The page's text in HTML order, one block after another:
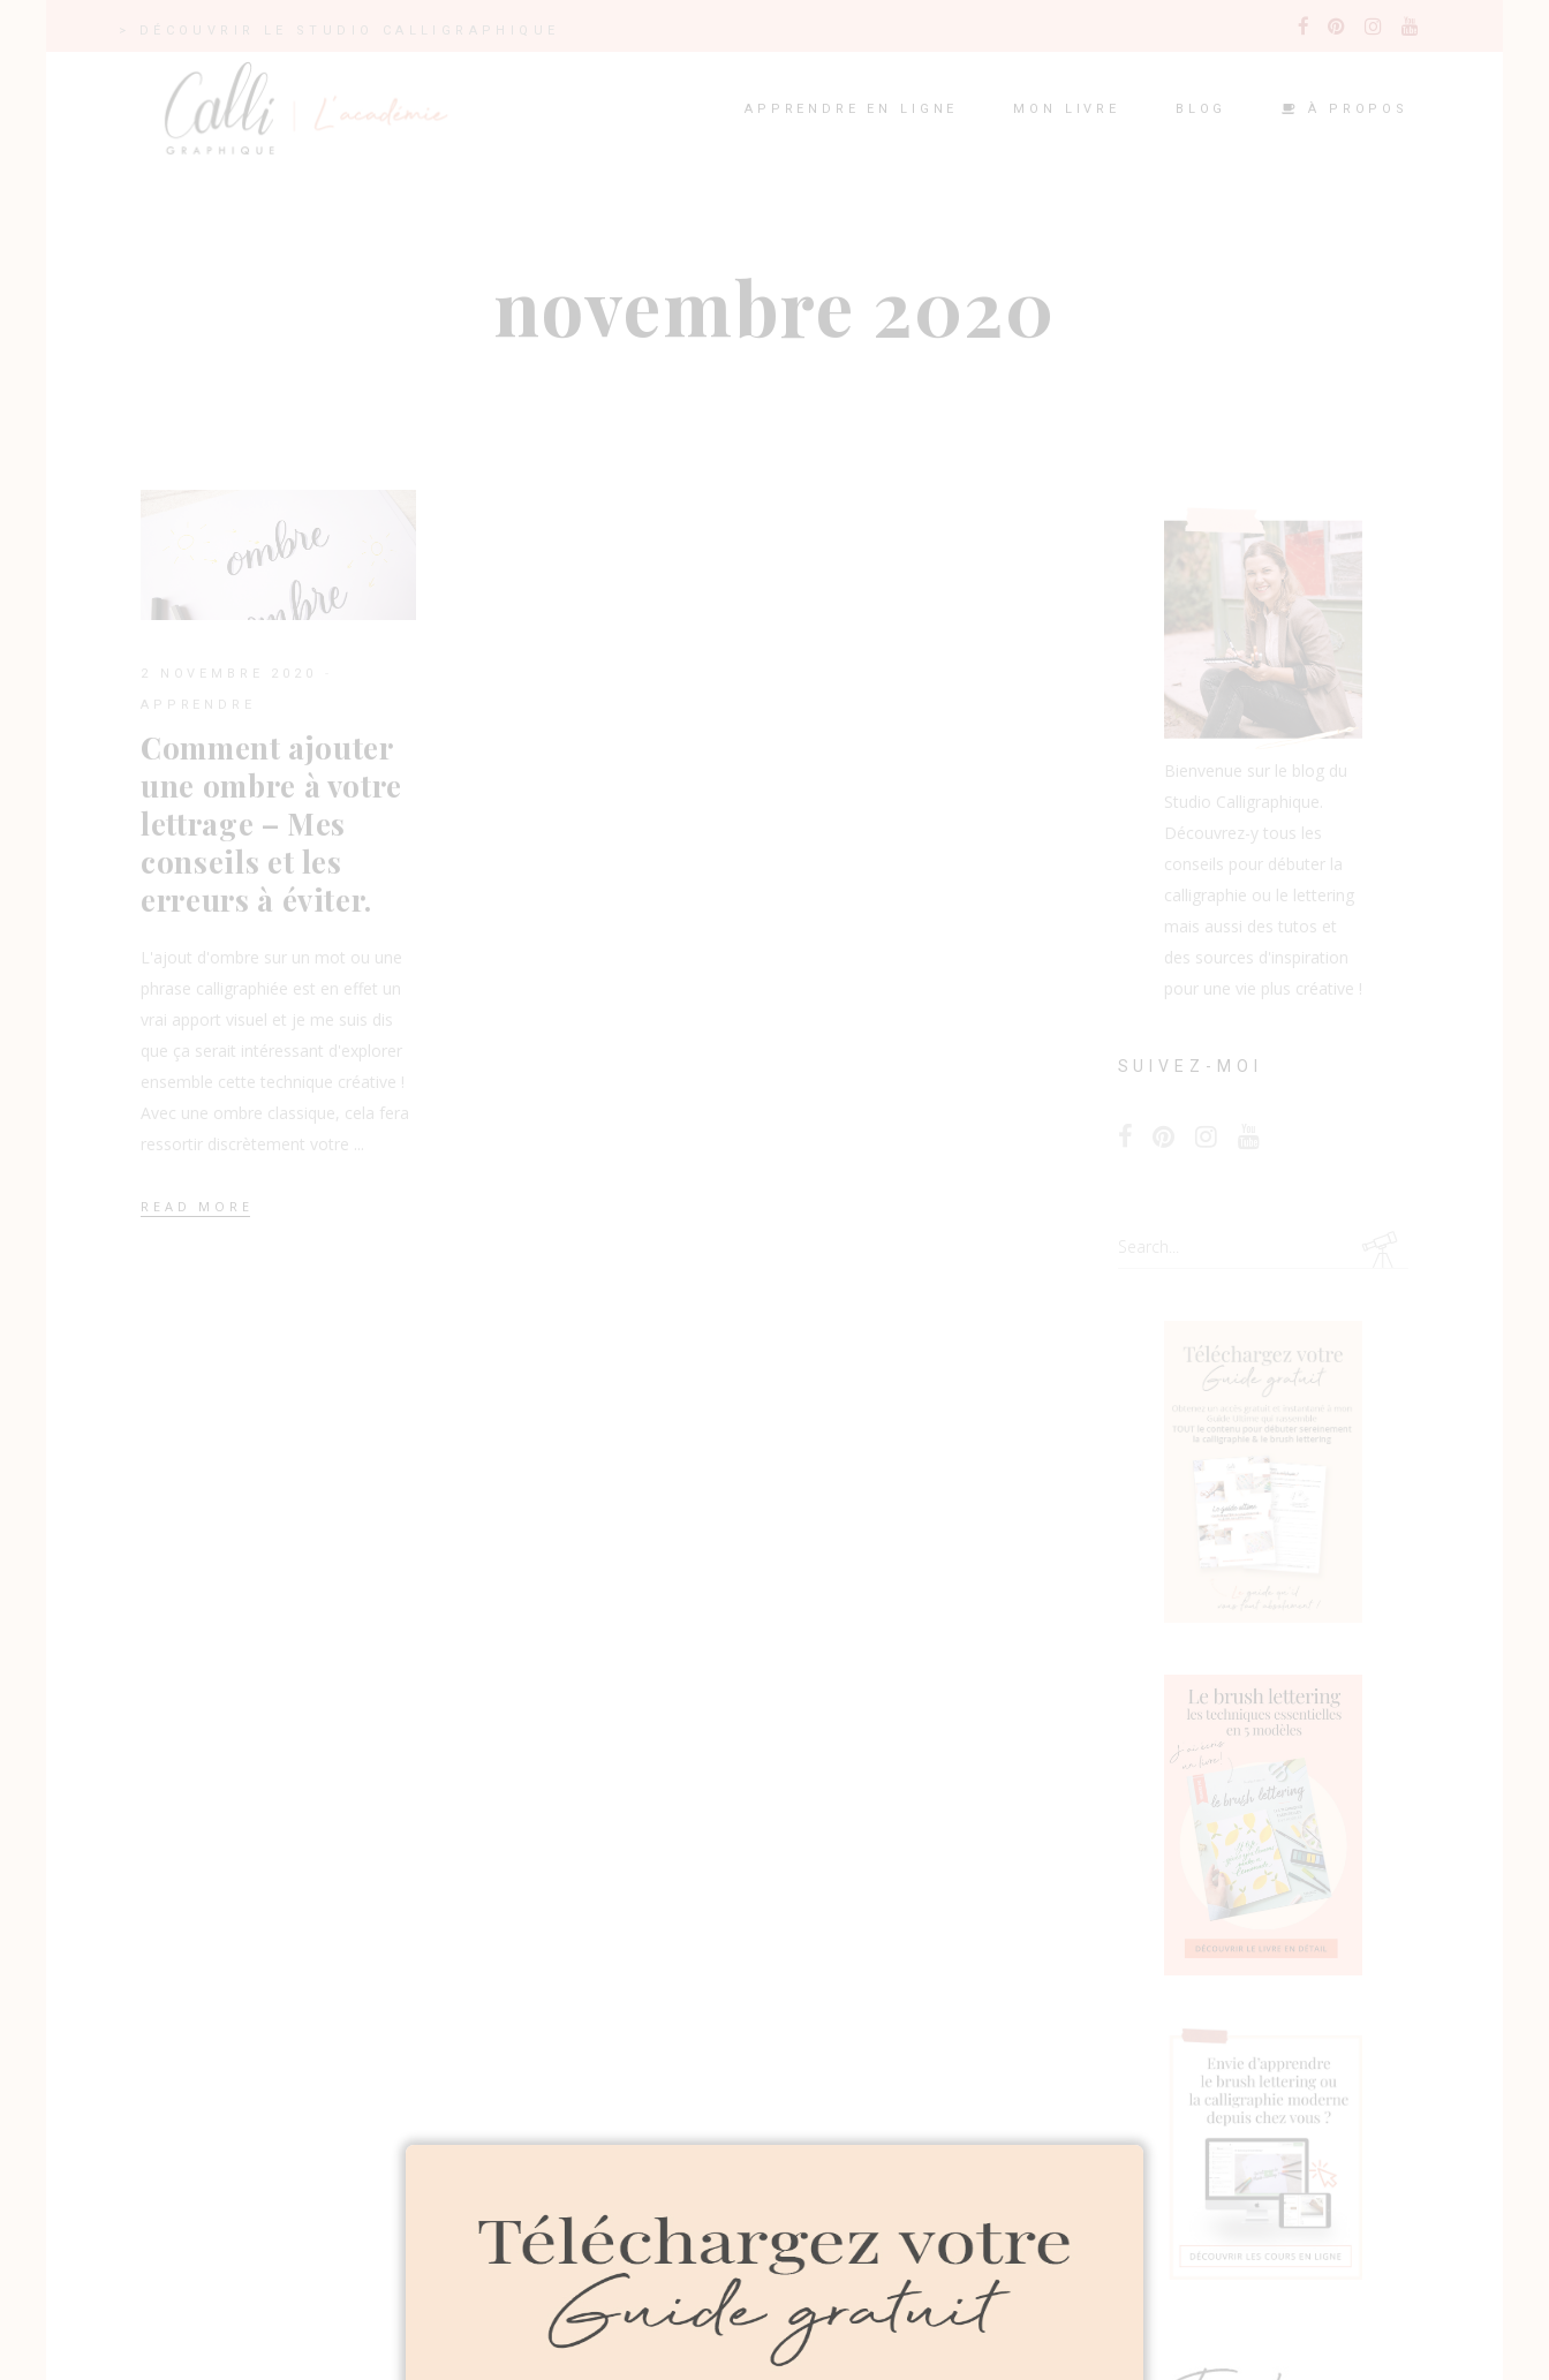
> DÉCOUVRIR LE STUDIO CALLIGRAPHIQUE
APPRENDRE EN LIGNE MON LIVRE BLOG À PROPOS
novembre 2020
2 NOVEMBRE 2020
APPRENDRE
Comment ajouter
une ombre à votre
lettrage – Mes
conseils et les
erreurs à éviter.
L'ajout d'ombre sur un mot ou une
phrase calligraphiée est en effet un
vrai apport visuel et je me suis dis
que ça serait intéressant d'explorer
ensemble cette technique créative !
Avec une ombre classique, cela fera
ressortir discrètement votre
READ MORE
Bienvenue sur le blog du
Studio Calligraphique.
Découvrez-y tous les
conseils pour débuter la
calligraphie ou le lettering
mais aussi des tutos et
des sources d'inspiration
pour une vie plus créative !
SUIVEZ-MOI
Search